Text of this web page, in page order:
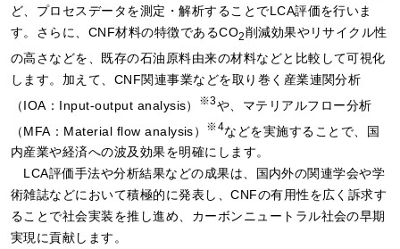
ど、プロセスデータを測定・解析することでLCA評価を行いま
す。さらに、CNF材料の特徴であるCO2削減効果やリサイクル性
の高さなどを、既存の石油原料由来の材料などと比較して可視化
します。加えて、CNF関連事業などを取り巻く産業連関分析
（IOA：Input-output analysis）
※3や、マテリアルフロー分析
（MFA：Material flow analysis）
※4などを実施することで、国
内産業や経済への波及効果を明確にします。
LCA評価手法や分析結果などの成果は、国内外の関連学会や学
術雑誌などにおいて積極的に発表し、CNFの有用性を広く訴求す
ることで社会実装を推し進め、カーボンニュートラル社会の早期
実現に貢献します。